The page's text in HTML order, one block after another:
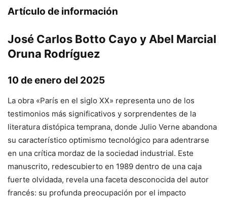
Artículo de información
José Carlos Botto Cayo y Abel Marcial
Oruna Rodríguez
10 de enero del 2025
La obra «París en el siglo XX» representa uno de los
testimonios más significativos y sorprendentes de la
literatura distópica temprana, donde Julio Verne abandona
su característico optimismo tecnológico para adentrarse
en una crítica mordaz de la sociedad industrial. Este
manuscrito, redescubierto en 1989 dentro de una caja
fuerte olvidada, revela una faceta desconocida del autor
francés: su profunda preocupación por el impacto